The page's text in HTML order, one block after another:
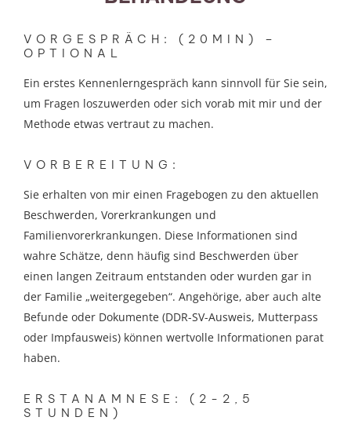
VORGESPRÄCH: (20MIN) –
OPTIONAL
Ein erstes Kennenlerngespräch kann sinnvoll für Sie sein,
um Fragen loszuwerden oder sich vorab mit mir und der
Methode etwas vertraut zu machen.
VORBEREITUNG:
Sie erhalten von mir einen Fragebogen zu den aktuellen
Beschwerden, Vorerkrankungen und
Familienvorerkrankungen. Diese Informationen sind
wahre Schätze, denn häufig sind Beschwerden über
einen langen Zeitraum entstanden oder wurden gar in
der Familie „weitergegeben“. Angehörige, aber auch alte
Befunde oder Dokumente (DDR-SV-Ausweis, Mutterpass
oder Impfausweis) können wertvolle Informationen parat
haben.
ERSTANAMNESE: (2-2,5
STUNDEN)